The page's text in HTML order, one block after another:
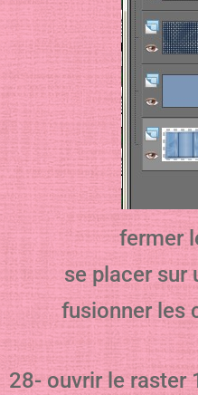
fermer
se placer sur
fusionner les
28- ouvrir le raster